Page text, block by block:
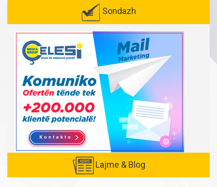
Created withSuperSurvey
Sondazh
Lajme & Blog